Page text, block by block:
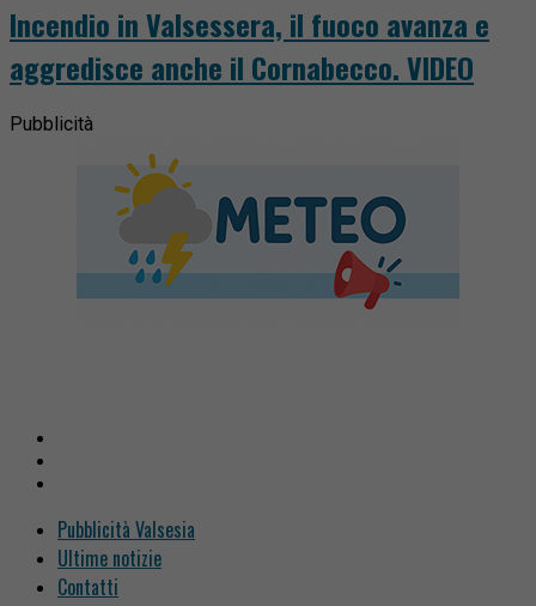
Incendio in Valsessera, il fuoco avanza e
aggredisce anche il Cornabecco. VIDEO
Pubblicità
Pubblicità Valsesia
Ultime notizie
Contatti